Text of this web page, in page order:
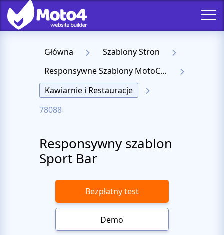
Główna
Szablony Stron
Responsywne Szablony MotoCMS 3
Kawiarnie i Restauracje
78088
Responsywny szablon
Sport Bar
Bezpłatny test
Demo